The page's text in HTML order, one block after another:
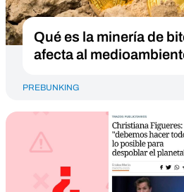
Qué es la minería de
afecta al
PREBUNKING